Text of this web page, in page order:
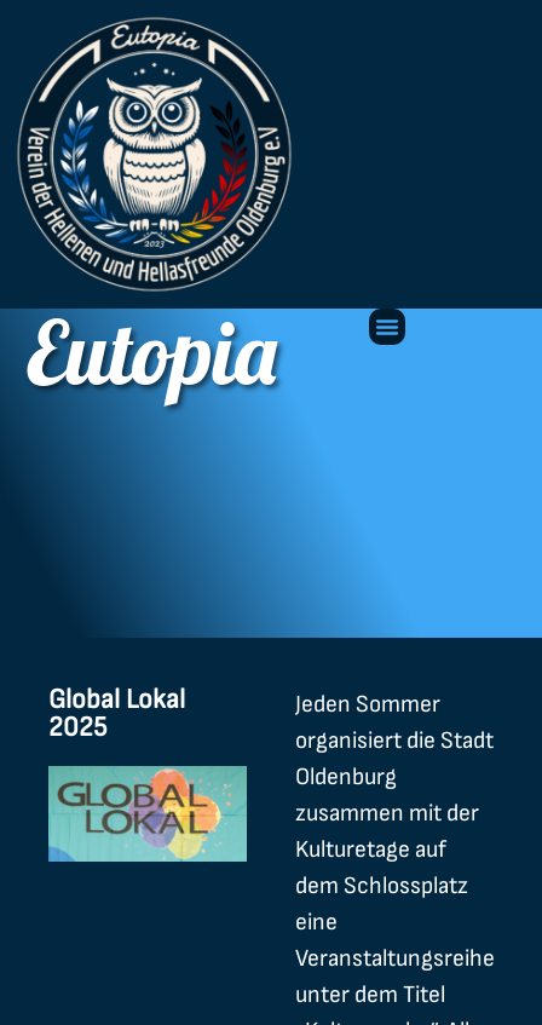
Eutopia
Global Lokal
2025
Jeden Sommer
organisiert die Stadt
Oldenburg
zusammen mit der
Kulturetage auf
dem Schlossplatz
eine
Veranstaltungsreihe
unter dem Titel